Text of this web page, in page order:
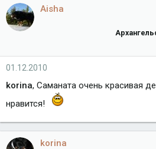
Aisha
01.12.2010
korina, Саманата очень красивая
нравится!
korina